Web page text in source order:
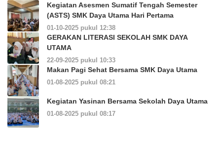
Kegiatan Asesmen Sumatif Tengah Semester
(ASTS) SMK Daya Utama Hari Pertama
01-10-2025 pukul 12:38
GERAKAN LITERASI SEKOLAH SMK DAYA
UTAMA
22-09-2025 pukul 10:33
Makan Pagi Sehat Bersama SMK Daya Utama
01-08-2025 pukul 08:21
Kegiatan Yasinan Bersama Sekolah Daya Utama
01-08-2025 pukul 08:17